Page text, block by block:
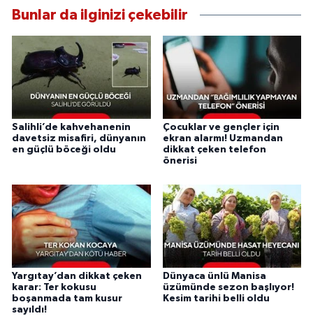
Bunlar da ilginizi çekebilir
Salihli’de kahvehanenin
davetsiz misafiri, dünyanın
en güçlü böceği oldu
Çocuklar ve gençler için
ekran alarmı! Uzmandan
dikkat çeken telefon
önerisi
Yargıtay’dan dikkat çeken
karar: Ter kokusu
boşanmada tam kusur
sayıldı!
Dünyaca ünlü Manisa
üzümünde sezon başlıyor!
Kesim tarihi belli oldu